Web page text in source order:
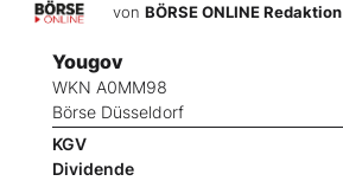
von BÖRSE ONLINE Redaktion
Yougov
WKN A0MM98
Börse Düsseldorf
KGV
Dividende